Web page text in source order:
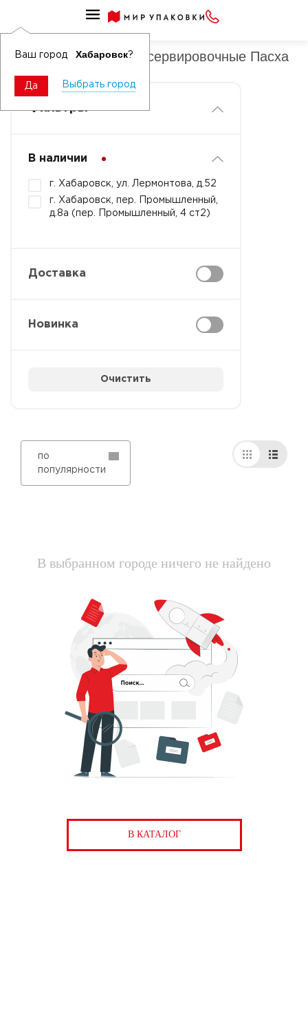
Ваш город Хабаровск?
Да Выбрать город
Салфетки бумажные сервировочные с рисунком
Салфетки бумажные сервировочные Пасха
Фильтры
В наличии
г. Хабаровск, ул. Лермонтова, д.52
г. Хабаровск, пер. Промышленный,
д.8а (пер. Промышленный, 4 ст2)
Доставка
Новинка
Очистить
по
популярности
В выбранном городе ничего не найдено
В КАТАЛОГ